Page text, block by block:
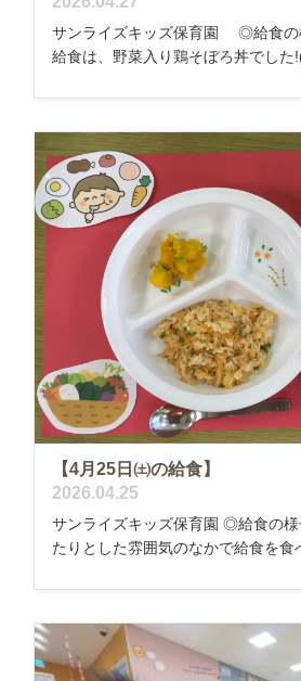
サンライズキッズ保育園 ◎給
給食は、野菜入り鶏そぼろ丼でした
【4月25日㈯の給食】
2026.04.25
サンライズキッズ保育園 ◎給食の様
たりとした雰囲気のなかで給食を食